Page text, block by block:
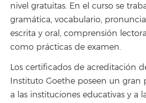
nivel gratuitas. En el curso se
gramática, vocabulario,
escrita y oral, comprensión
como prácticas de examen.
Los certificados de acreditación
Instituto Goethe poseen un gran
a las instituciones educativas y a